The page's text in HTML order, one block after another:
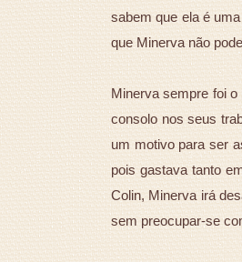
sabem que ela é
que Minerva não
Minerva sempre foi
consolo nos seus
um motivo para ser
pois gastava tanto
Colin, Minerva irá
sem preocupar-se